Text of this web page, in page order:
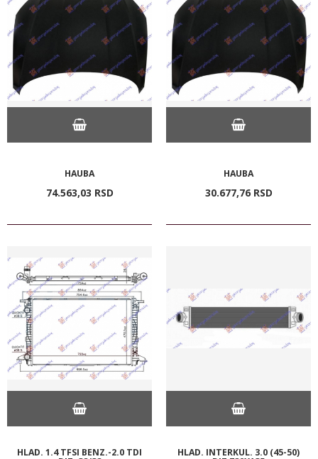
HAUBA
74.563,03 RSD
HAUBA
30.677,76 RSD
HLAD. 1.4 TFSI BENZ.-2.0 TDI HLAD. INTERKUL. 3.0 (45-50)